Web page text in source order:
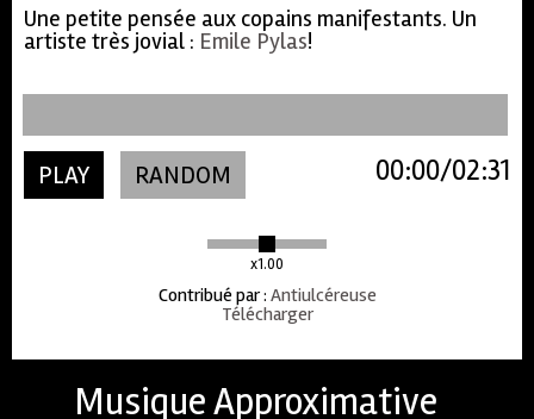
Une petite pensée aux copains manifestants. Un
artiste très jovial : Emile Pylas!
PLAY RANDOM
x1.00
02:31
00:00
Contribué par: Antiulcéreuse
Télécharger
Musique Approximative